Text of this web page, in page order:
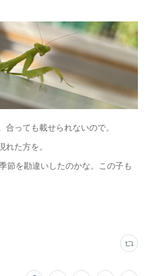
っても載せられないので。
た方を。
節を勘違いしたのかな。この子も